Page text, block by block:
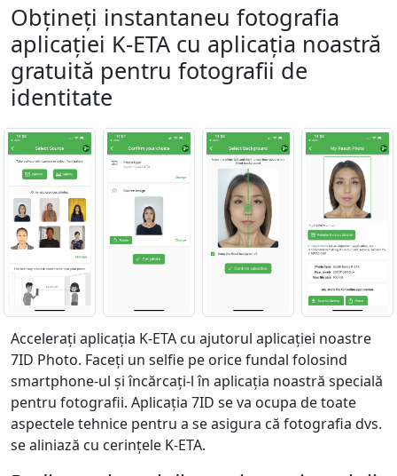
Obțineți instantaneu fotografia
aplicației K-ETA cu aplicația noastră
gratuită pentru fotografii de
identitate
Accelerați aplicația K-ETA cu ajutorul aplicației noastre
7ID Photo. Faceți un selfie pe orice fundal folosind
smartphone-ul și încărcați-l în aplicația noastră specială
pentru fotografii. Aplicația 7ID se va ocupa de toate
aspectele tehnice pentru a se asigura că fotografia dvs.
se aliniază cu cerințele K-ETA.